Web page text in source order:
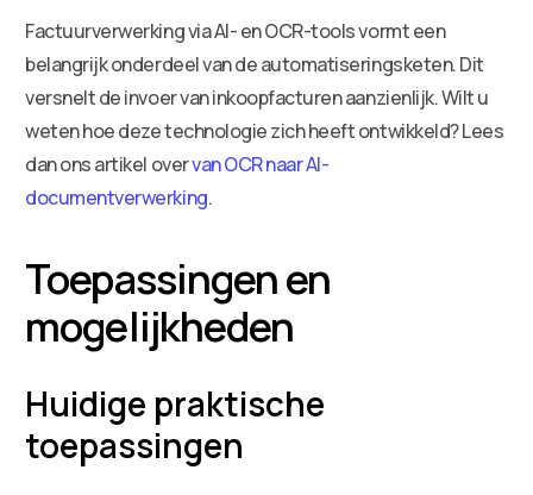
Factuurverwerking via AI- en OCR-tools vormt een
belangrijk onderdeel van de automatiseringsketen. Dit
versnelt de invoer van inkoopfacturen aanzienlijk. Wilt u
weten hoe deze technologie zich heeft ontwikkeld? Lees
dan ons artikel overvan OCR naar AI-
documentverwerking.
Toepassingen en
mogelijkheden
Huidige praktische
toepassingen